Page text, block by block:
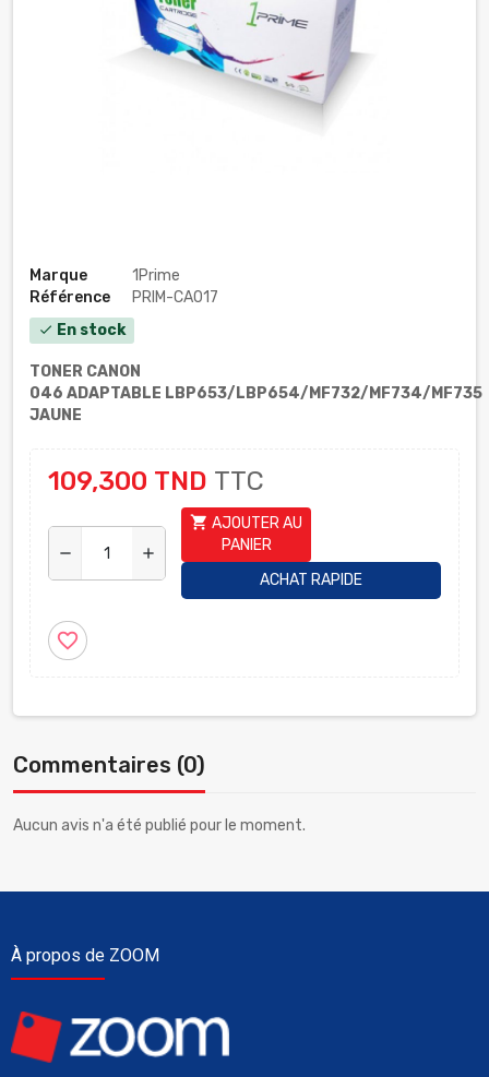
Marque
1Prime
Référence
PRIM-CA017
check En stock
TONER CANON
046 ADAPTABLE LBP653/LBP654/MF732/MF734/MF735
JAUNE
109,300 TND TTC
remove add
shopping_cart AJOUTER AU
PANIER
ACHAT RAPIDE
favorite_border
Commentaires (0)
Aucun avis n'a été publié pour le moment.
À propos de ZOOM